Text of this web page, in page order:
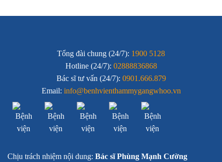
Tổng đài chung (24/7): 1900 5128
Hotline (24/7): 02888836868
Bác sĩ tư vấn (24/7): 0901.666.879
Email: info@benhvienthammygangwhoo.vn
Chịu trách nhiệm nội dung: Bác sĩ Phùng Mạnh Cường